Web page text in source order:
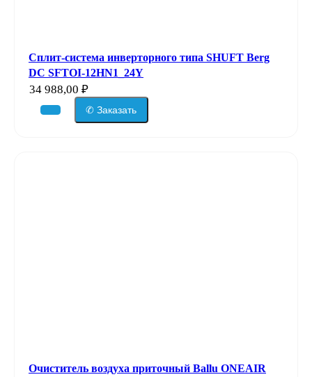
Сплит-система инверторного типа SHUFT Berg
DC SFTOI-12HN1_24Y
34 988,00 ₽
✆ Заказать
Очиститель воздуха приточный Ballu ONEAIR